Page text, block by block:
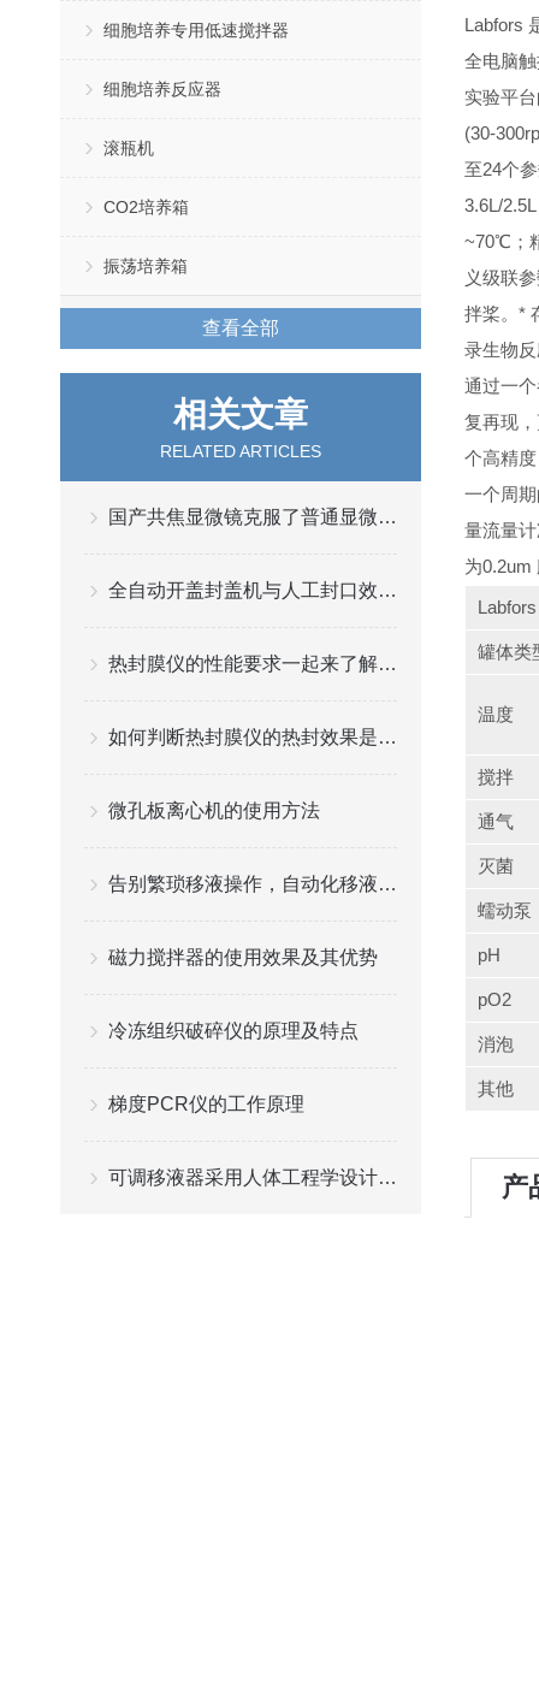
细胞培养专用低速搅拌器
细胞培养反应器
滚瓶机
CO2培养箱
振荡培养箱
查看全部
相关文章
RELATED ARTICLES
国产共焦显微镜克服了普通显微镜图像模糊的缺点
全自动开盖封盖机与人工封口效率对比分析
热封膜仪的性能要求一起来了解一下吧
如何判断热封膜仪的热封效果是否符合标准
微孔板离心机的使用方法
告别繁琐移液操作，自动化移液工作站开启实验室智能新体验
磁力搅拌器的使用效果及其优势
冷冻组织破碎仪的原理及特点
梯度PCR仪的工作原理
可调移液器采用人体工程学设计且工作速度可调节
Labfors
全电脑
实验平
(30-
至24个
3.6L/
~70℃；
义级联
拌桨。 *
录生物
通过一
复再现
个高精
一个周
量流量
为0.2um
罐体类
温度
搅拌
通气
灭菌
蠕动泵
pH
pO2
消泡
其他
产